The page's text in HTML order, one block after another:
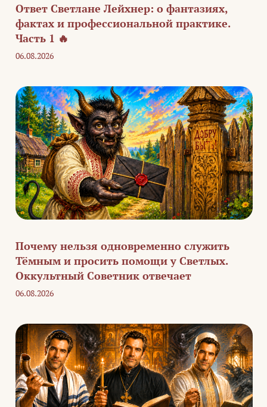
Ответ Светлане Лейхнер: о фантазиях,
фактах и профессиональной практике.
Часть 1 🔥
06.08.2026
Почему нельзя одновременно служить
Тёмным и просить помощи у Светлых.
Оккультный Советник отвечает
06.08.2026